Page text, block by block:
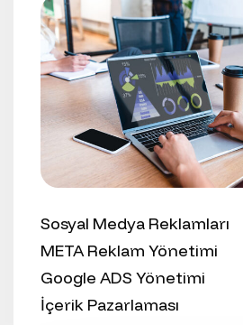
Sosyal Medya Reklamları
META Reklam Yönetimi
Google ADS Yönetimi
İçerik Pazarlaması